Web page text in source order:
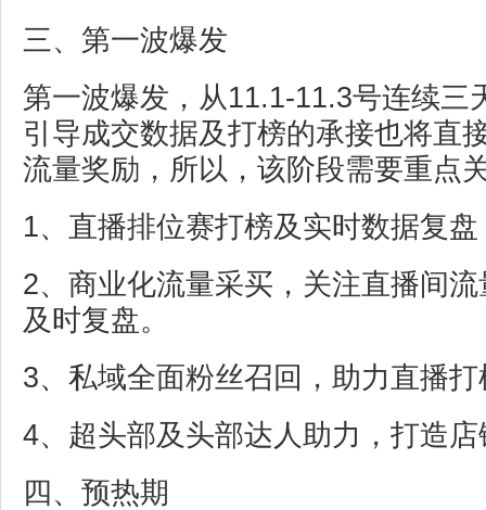
三、第一波爆发
第一波爆发，从11.1-11.3号连续三
引导成交数据及打榜的承接也将直
流量奖励，所以，该阶段需要重点
1、直播排位赛打榜及实时数据复
2、商业化流量采买，关注直播间
及时复盘。
3、私域全面粉丝召回，助力直播
4、超头部及头部达人助力，打造
四、预热期